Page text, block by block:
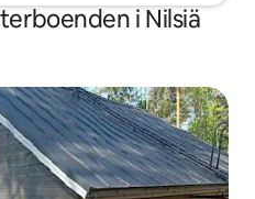
i Nilsiä